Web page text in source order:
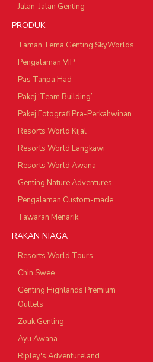
Jalan-Jalan Genting
PRODUK
Taman Tema Genting SkyWorlds
Pengalaman VIP
Pas Tanpa Had
Pakej ‘Team Building’
Pakej Fotografi Pra-Perkahwinan
Resorts World Kijal
Resorts World Langkawi
Resorts World Awana
Genting Nature Adventures
Pengalaman Custom-made
Tawaran Menarik
RAKAN NIAGA
Resorts World Tours
Chin Swee
Genting Highlands Premium
Outlets
Zouk Genting
Ayu Awana
Ripley's Adventureland